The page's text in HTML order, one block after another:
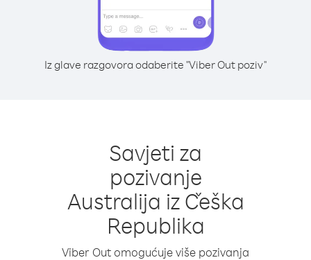
Iz glave razgovora odaberite "Viber Out poziv"
Savjeti za
pozivanje
Australija iz Češka
Republika
Viber Out omogućuje više pozivanja